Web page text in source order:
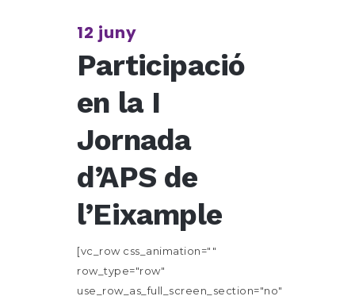
12 juny
Participació
en la I
Jornada
d’APS de
l’Eixample
[vc_row css_animation=""
row_type="row"
use_row_as_full_screen_section="no"